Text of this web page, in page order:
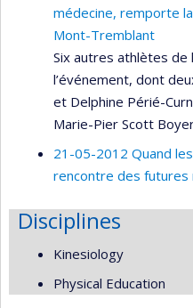
médecine, remporte
Mont-Tremblant
Six autres athlètes de
l’événement, dont
et Delphine Périé-
Marie-Pier Scott
21-05-2012 Quand
rencontre des futures
Disciplines
Kinesiology
Physical Education